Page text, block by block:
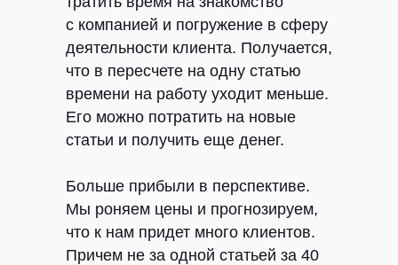
с компанией и погружение в сферу
деятельности клиента. Получается,
что в пересчете на одну статью
времени на работу уходит меньше.
Его можно потратить на новые
статьи и получить еще денег.
Больше прибыли в перспективе.
Мы роняем цены и прогнозируем,
что к нам придет много клиентов.
Причем не за одной статьей за 40